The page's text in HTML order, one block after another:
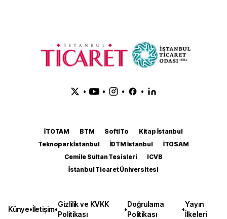
• • • •
İTOTAM BTM SoftITo
Kitap İstanbul
Teknopark İstanbul
İDTM İstanbul
İTOSAM
Cemile Sultan Tesisleri
ICVB
İstanbul Ticaret Üniversitesi
Künye•İletişim•
Gizlilik ve KVKK
Politikası
•
Doğrulama
Politikası
•
Yayın
İlkeleri